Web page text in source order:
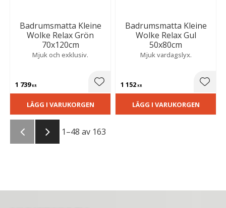
Badrumsmatta Kleine
Wolke Relax Grön
70x120cm
Mjuk och exklusiv.
1 739KR Lägg till i favoriter
LÄGG I VARUKORGEN
Badrumsmatta Kleine
Wolke Relax Gul
50x80cm
Mjuk vardagslyx.
1 152 KR
LÄGG I VARUKORGEN
1–48 av 163